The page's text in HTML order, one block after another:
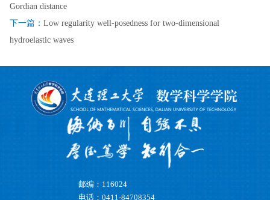
Gordian distance
下一篇： Low regularity well-posedness for two-dimensional
hydroelastic waves
邮编：116024
电话：0411-84708354